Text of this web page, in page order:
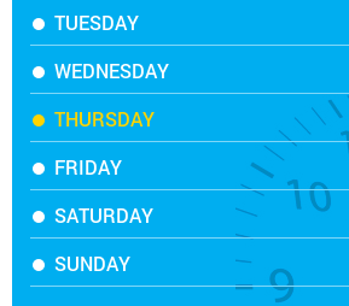
TUESDAY
WEDNESDAY
THURSDAY
FRIDAY
SATURDAY
SUNDAY